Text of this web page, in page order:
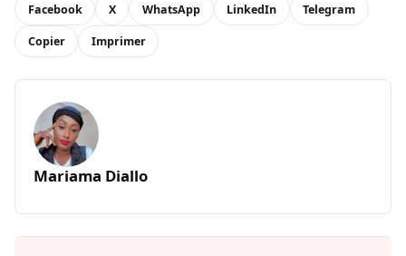
Facebook X WhatsApp LinkedIn Telegram
Copier Imprimer
Mariama Diallo